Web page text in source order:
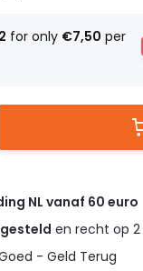
2 for only €7,50 per
NL vanaf 60 euro
en recht op
- Geld Terug